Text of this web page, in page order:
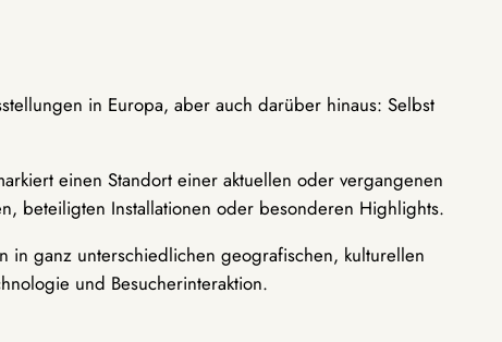
in Europa, aber auch darüber hinaus: Selbst
einen Standort einer aktuellen oder vergangenen
beteiligten Installationen oder besonderen Highlights.
ganz unterschiedlichen geografischen, kulturellen
und Besucherinteraktion.